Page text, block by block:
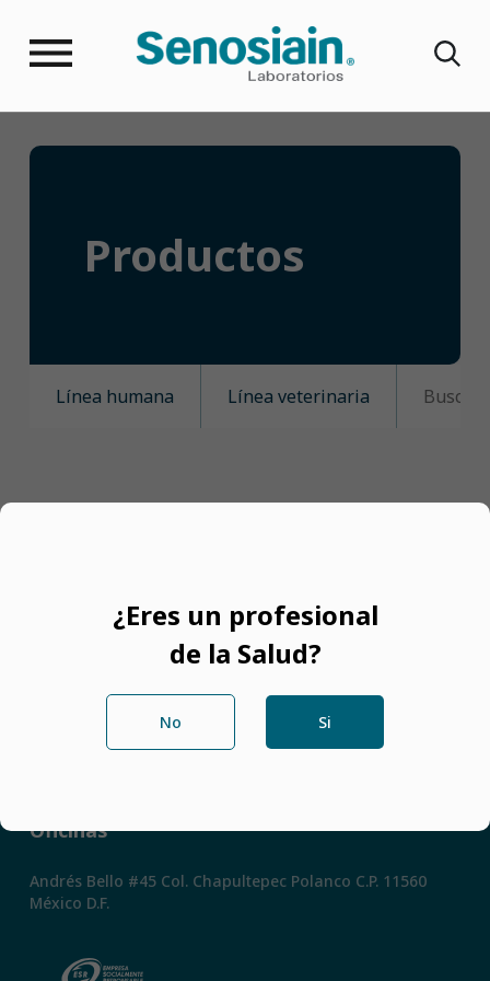
Productos
Línea humana Línea veterinaria
Redes Sociales
Oficinas
Andrés Bello #45 Col. Chapultepec Polanco C.P. 11560
México D.F.
¿Eres un profesional
de la Salud?
No Si